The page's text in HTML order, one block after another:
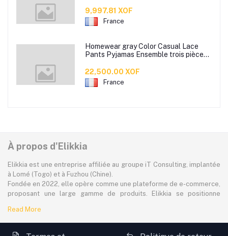
amont chaussures de plage
décontractées à semelles souples
9,997.81 XOF
France
Homewear gray Color Casual Lace
Pants Pyjamas Ensemble trois pièces,
jeunes filles
22,500.00 XOF
France
À propos d'Elikkia
Elikkia est une entreprise affiliée au groupe iT Consulting, implantée
à Lomé (Togo) et à Fuzhou (Chine).
Fondée en 2022, elle opère comme une plateforme de e-commerce,
proposant une large gamme de produits. Elikkia se positionne
offrant à la fois la possibilité d'acheter localement et directement
depuis la Chine.
La plateforme dessert à plus de 80% le marché africain
Read More